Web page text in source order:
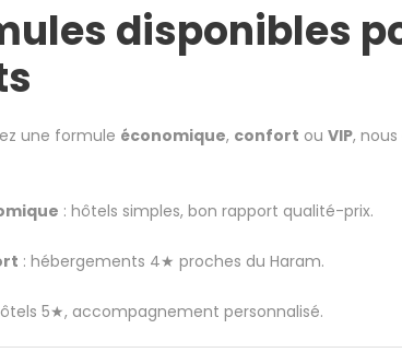
disponibles
une formule économique, confort ou VIP,
: hôtels simples, bon rapport qualité-prix.
: hébergements 4★ proches du Haram.
5★, accompagnement personnalisé.